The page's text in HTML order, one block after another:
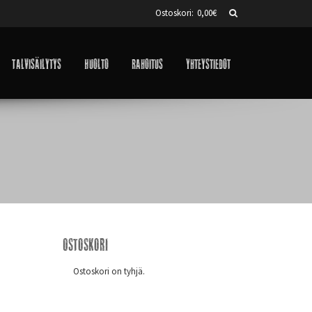
Ostoskori: 0,00€
Talvisäilytys Huolto Rahoitus Yhteystiedot
Ostoskori
Ostoskori on tyhjä.